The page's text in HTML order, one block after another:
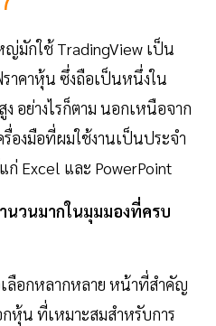
มักใช้ TradingView เป็น
าคาหุ้น ซึ่งถือเป็นหนึ่งใน
อย่างไรก็ตาม นอกเหนือจาก
รื่องมือที่ผมใช้งานเป็นประจำ
ก่ Excel และ PowerPoint
นวนมากในมุมมองที่ครบ
ลือกหลากหลาย หน้าที่สำคัญ
หุ้น ที่เหมาะสมสำหรับการ